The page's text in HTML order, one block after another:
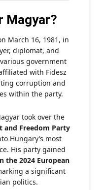
Magyar?
March 16, 1981, in
diplomat, and
government
with Fidesz
corruption and
within the party.
took over the
and Freedom Party
Hungary’s most
His party gained
the 2024 European
a significant
politics.